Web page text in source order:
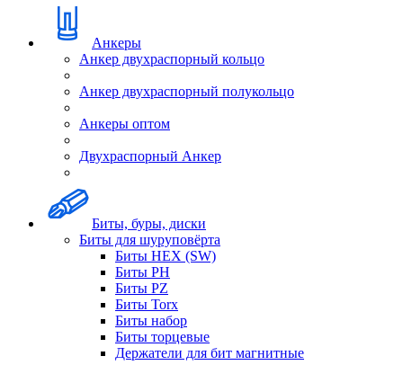
Анкеры
Анкер двухраспорный кольцо
Анкер двухраспорный полукольцо
Анкеры оптом
Двухраспорный Анкер
Биты, буры, диски
Биты для шуруповёрта
Биты HEX (SW)
Биты PH
Биты PZ
Биты Torx
Биты набор
Биты торцевые
Держатели для бит магнитные